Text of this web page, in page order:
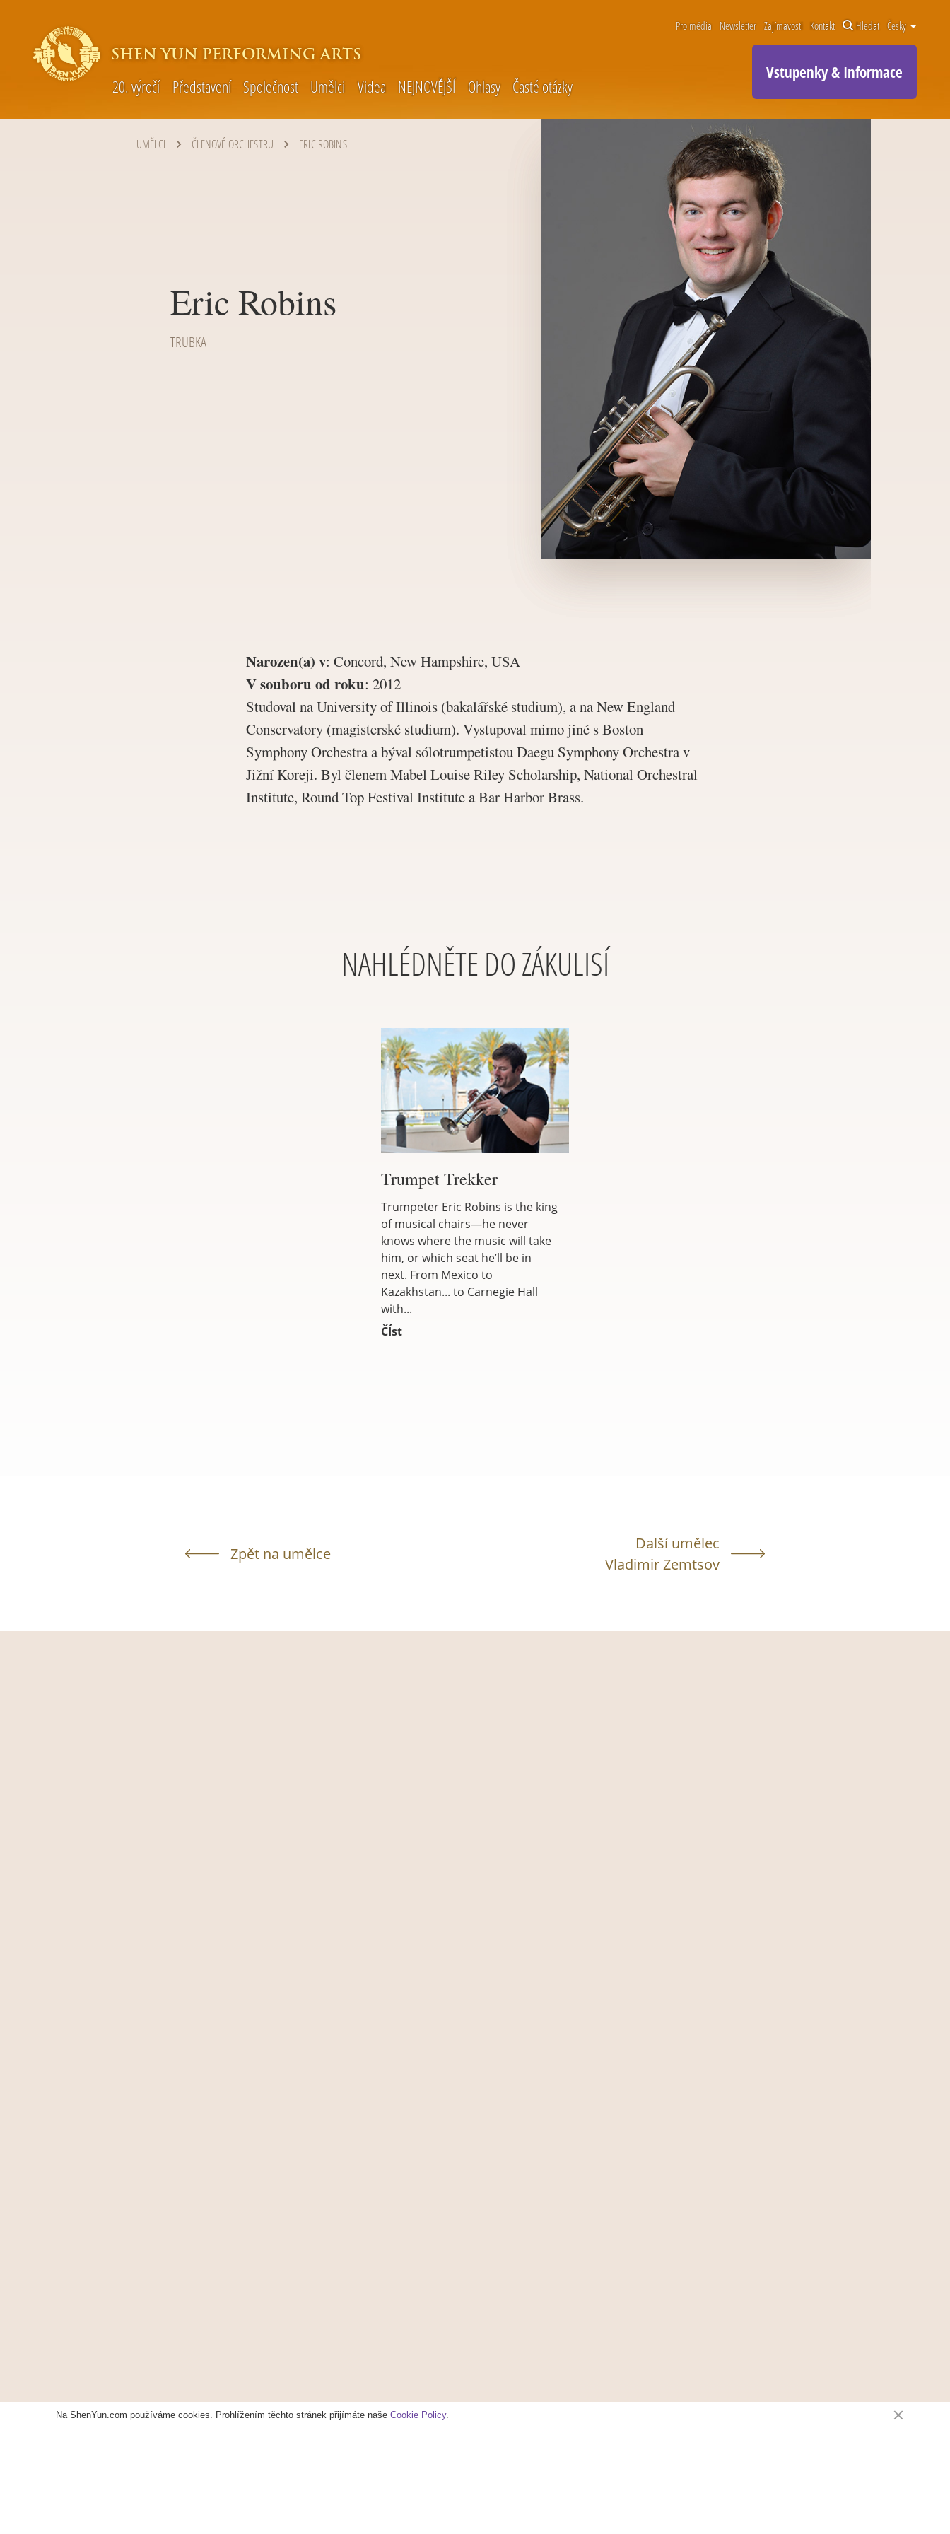
SHEN YUN PERFORMING ARTS
20. výročí Představení Společnost Umělci Videa NEJNOVĚJŠÍ Ohlasy Časté otázky
Pro média Newsletter Zajímavosti Kontakt Hledat Česky
Vstupenky & Informace
UMĚLCI ČLENOVÉ ORCHESTRU ERIC ROBINS
Eric Robins
TRUBKA
Narozen(a) v: Concord, New Hampshire, USA
V souboru od roku: 2012
Studoval na University of Illinois (bakalářské studium), a na New England
Conservatory (magisterské studium). Vystupoval mimo jiné s Boston
Symphony Orchestra a býval sólotrumpetistou Daegu Symphony Orchestra v
Jižní Koreji. Byl členem Mabel Louise Riley Scholarship, National Orchestral
Institute, Round Top Festival Institute a Bar Harbor Brass.
NAHLÉDNĚTE DO ZÁKULISÍ
Trumpet Trekker
Trumpeter Eric Robins is the king
of musical chairs—he never
knows where the music will take
him, or which seat he’ll be in
next. From Mexico to
Kazakhstan... to Carnegie Hall
with...
ČÍst
Zpět na umělce
Další umělec
Vladimir Zemtsov
Na ShenYun.com používáme cookies. Prohlížením těchto stránek přijímáte naše Cookie Policy.